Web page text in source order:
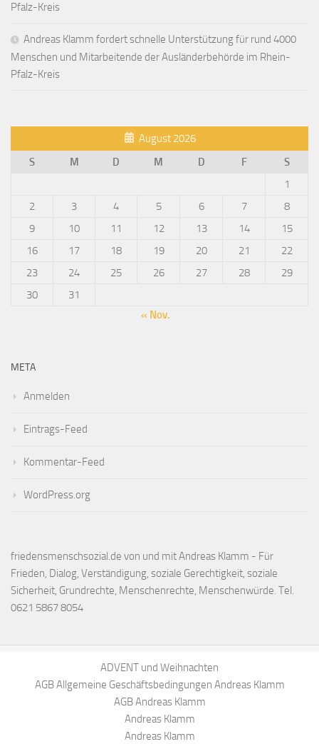
Pfalz-Kreis
Andreas Klamm fordert schnelle Unterstützung für rund 4000
Menschen und Mitarbeitende der Ausländerbehörde im Rhein-
Pfalz-Kreis
August 2026
S
M D M D F
S
1
2
3 4 5 6 7
8
9
10 11 12 13 14
15
16
17 18 19 20 21
22
23
24 25 26 27 28
29
30
31
« Nov.
META
Anmelden
Eintrags-Feed
Kommentar-Feed
WordPress.org
friedensmenschsozial.de von und mit Andreas Klamm - Für
Frieden, Dialog, Verständigung, soziale Gerechtigkeit, soziale
Sicherheit, Grundrechte, Menschenrechte, Menschenwürde. Tel.
0621 5867 8054
ADVENT und Weihnachten
AGB Allgemeine Geschäftsbedingungen Andreas Klamm
AGB Andreas Klamm
Andreas Klamm
Andreas Klamm